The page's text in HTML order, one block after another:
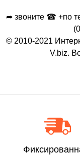
➦ звоните ☎ +по
© 2010-2021
V.biz.